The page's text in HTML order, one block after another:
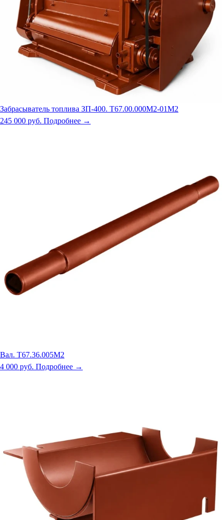
Забрасыватель топлива ЗП-400. Т67.00.000М2-01М2
245 000 руб. Подробнее →
Вал. Т67.36.005М2
4 000 руб. Подробнее →